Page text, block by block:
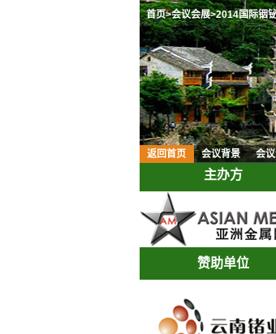
首页>会议会展>2014国际铟
返回首页 会议背景 会
主办方
赞助单位